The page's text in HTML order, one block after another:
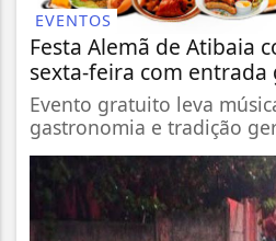
EVENTOS
Festa Alemã de Atibaia
sexta-feira com
Evento gratuito leva
gastronomia e tradição